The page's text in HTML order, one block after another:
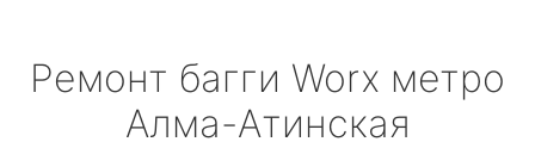
Ремонт багги Worx метро
Алма-Атинская